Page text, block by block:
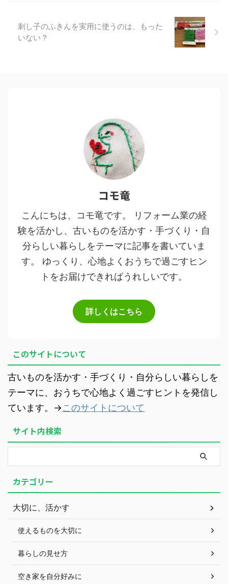
刺し子のふきんを実用に使うのは、もった
いない？
コモ竜
こんにちは、コモ竜です。 リフォーム業の経
験を活かし、古いものを活かす・手づくり・自
分らしい暮らしをテーマに記事を書いていま
す。 ゆっくり、心地よくおうちで過ごすヒン
トをお届けできればうれしいです。
詳しくはこちら
このサイトについて
古いものを活かす・手づくり・自分らしい暮らしを
テーマに、おうちで心地よく過ごすヒントを発信し
ています。→このサイトについて
サイト内検索
カテゴリー
大切に、活かす
使えるものを大切に
暮らしの見せ方
空き家を自分好みに